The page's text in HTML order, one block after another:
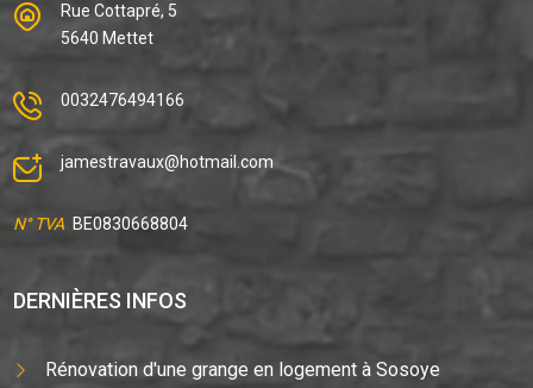
Rue Cottapré, 5
5640 Mettet
0032476494166
jamestravaux@hotmail.com
N° TVA BE0830668804
DERNIÈRES INFOS
Rénovation d'une grange en logement à Sosoye